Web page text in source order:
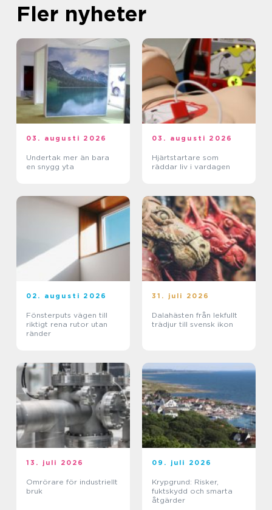
Fler nyheter
03. augusti 2026
Undertak mer än bara
en snygg yta
03. augusti 2026
Hjärtstartare som
räddar liv i vardagen
02. augusti 2026
Fönsterputs vägen till
riktigt rena rutor utan
ränder
31. juli 2026
Dalahästen från lekfullt
trädjur till svensk ikon
13. juli 2026
Omrörare för industriellt
bruk
09. juli 2026
Krypgrund: Risker,
fuktskydd och smarta
åtgärder